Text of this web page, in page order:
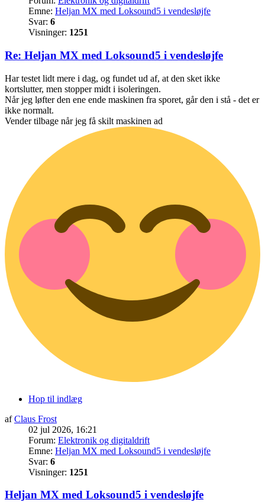
Emne: Heljan MX med Loksound5 i vendesløjfe
Svar: 6
Visninger: 1251
Re: Heljan MX med Loksound5 i vendesløjfe
Har testet lidt mere i dag, og fundet ud af, at den sket ikke
kortslutter, men stopper midt i isoleringen.
Når jeg løfter den ene ende maskinen fra sporet, går den i stå - det er
ikke normalt.
Vender tilbage når jeg få skilt maskinen ad
Hop til indlæg
afClaus Frost
02 jul 2026, 16:21
Forum: Elektronik og digitaldrift
Emne: Heljan MX med Loksound5 i vendesløjfe
Svar: 6
Visninger: 1251
Heljan MX med Loksound5 i vendesløjfe